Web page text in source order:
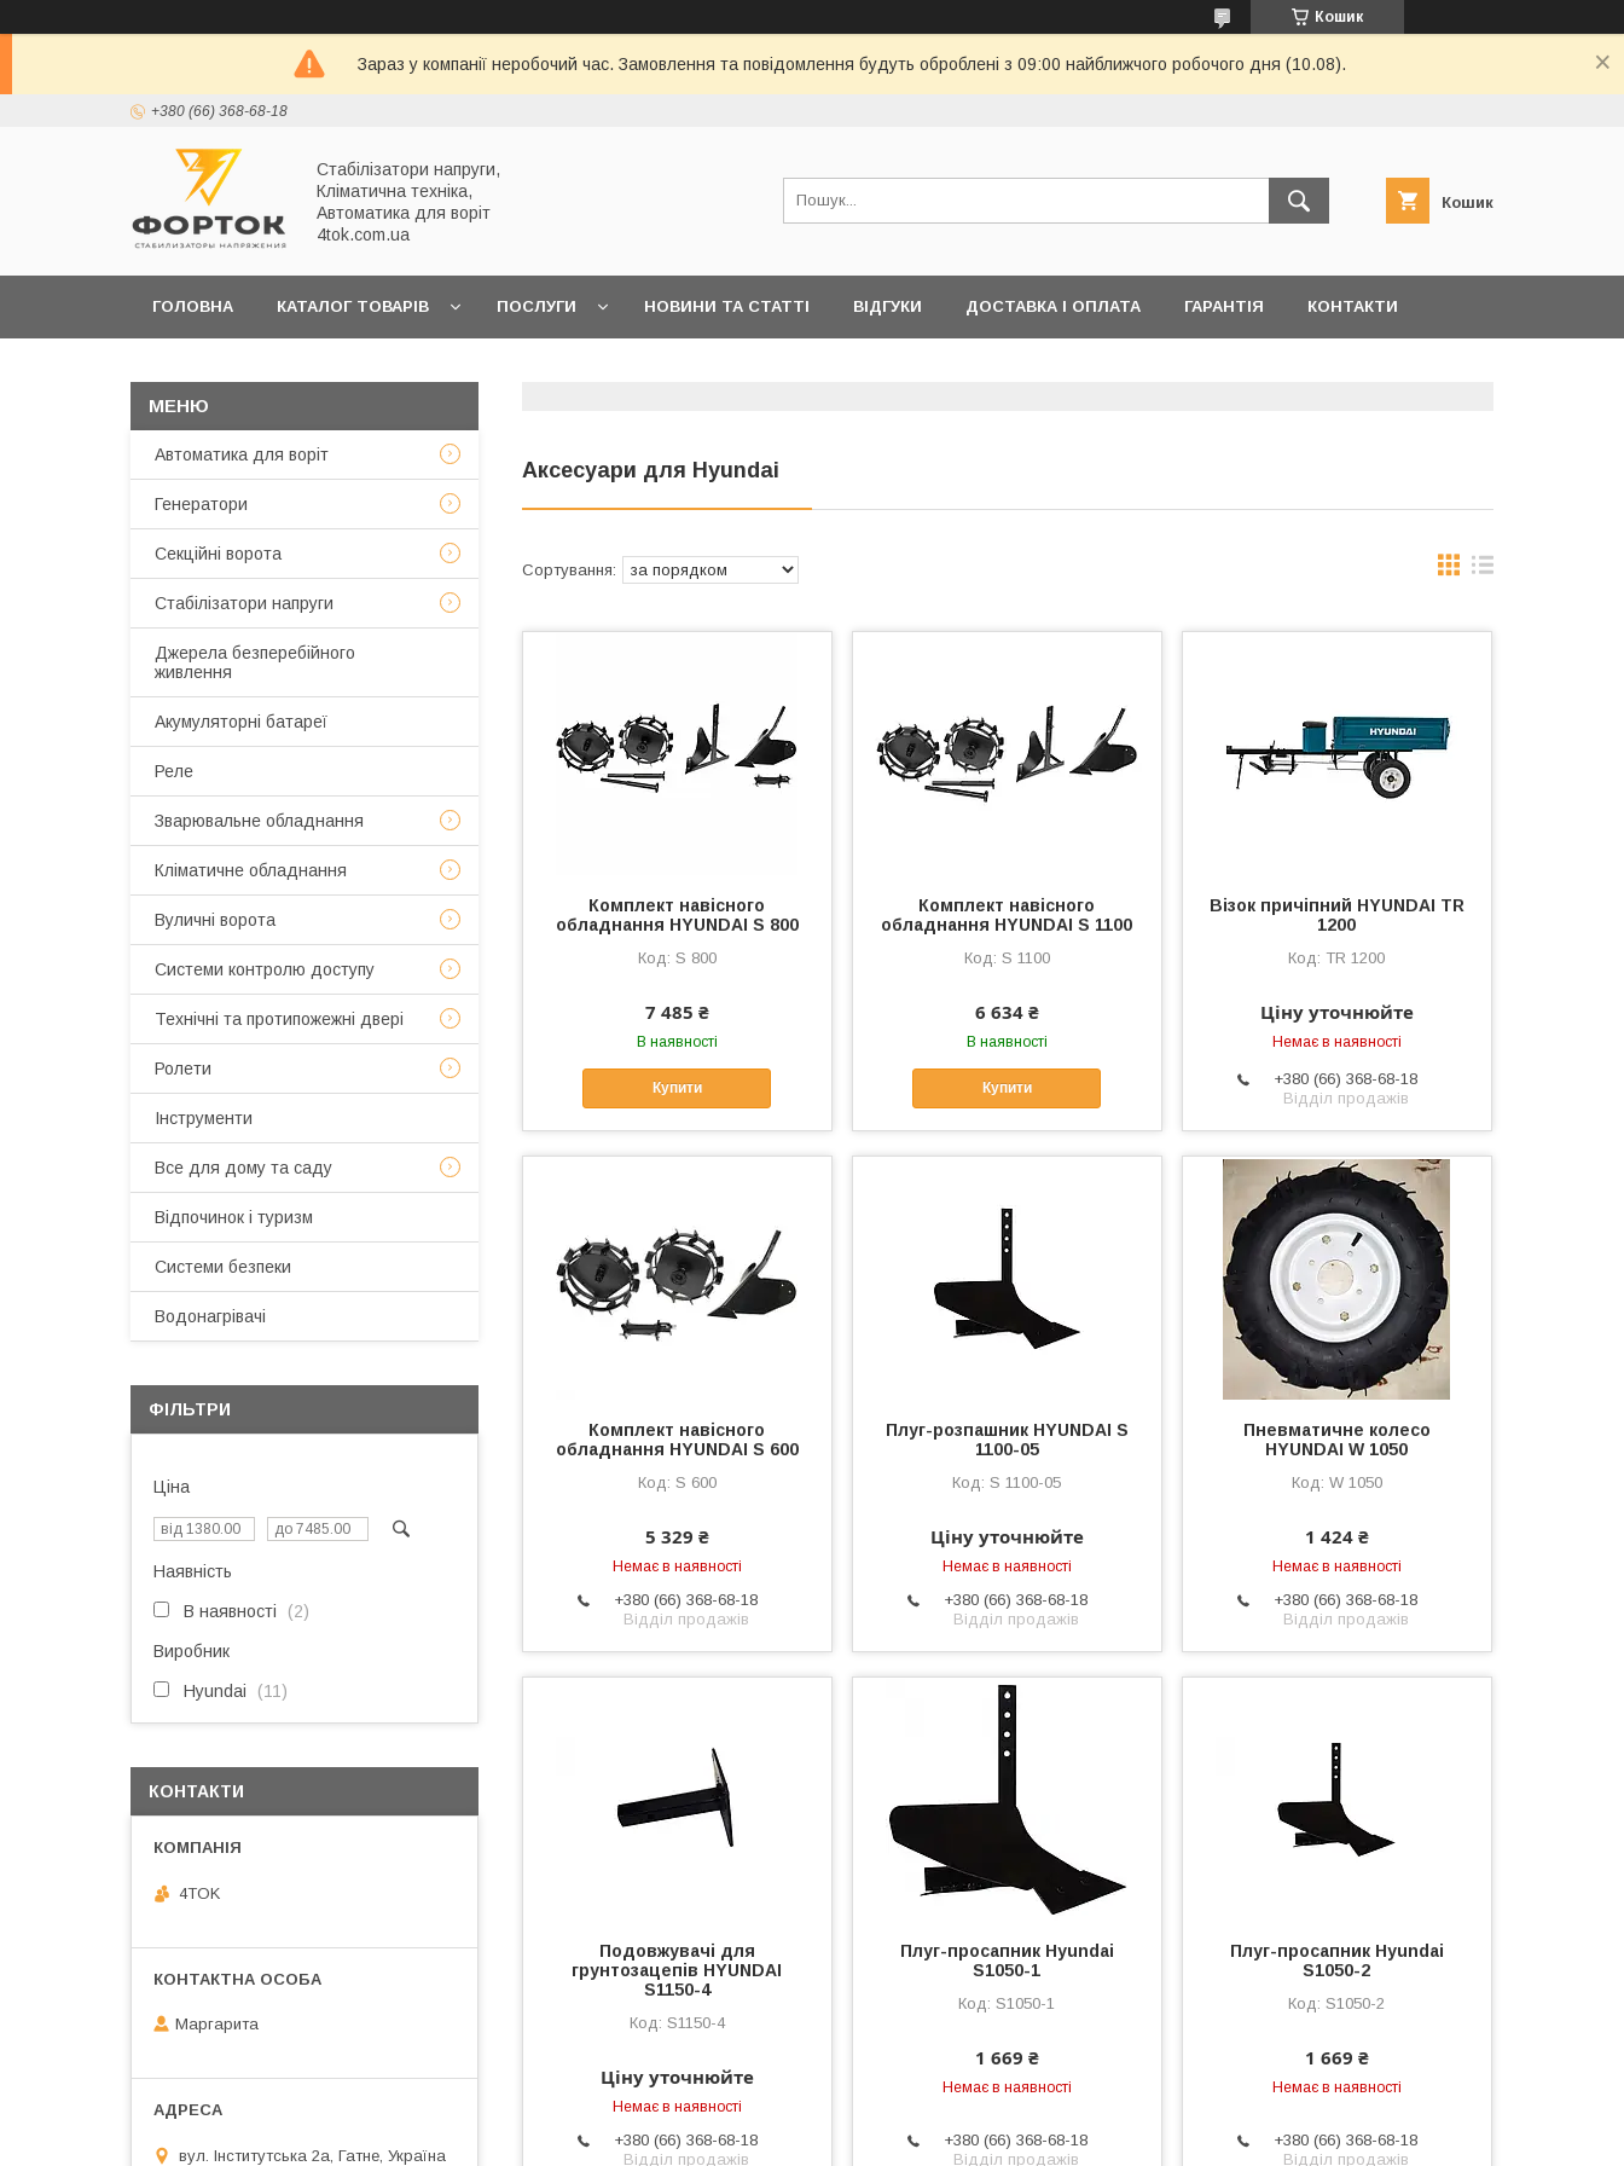
Кошик
Зараз у компанії неробочий час. Замовлення та повідомлення будуть оброблені з 09:00 найближчого робочого дня (10.08).
+380 (66) 368-68-18
Стабілізатори напруги,
Кліматична техніка,
Автоматика для воріт
4tok.com.ua
Кошик
ГОЛОВНА КАТАЛОГ ТОВАРІВ ПОСЛУГИ НОВИНИ ТА СТАТТІ ВІДГУКИ ДОСТАВКА І ОПЛАТА ГАРАНТІЯ КОНТАКТИ
Аксесуари для Hyundai
Комплект навісного
обладнання HYUNDAI S 800
S 800
7 485 ₴
В наявності
Купити
Комплект навісного
обладнання HYUNDAI S 1100
S 1100
6 634 ₴
В наявності
Купити
Візок причіпний HYUNDAI TR
1200
TR 1200
Ціну уточнюйте
Немає в наявності
+380 (66) 368-68-18
Відділ продажів
Комплект навісного
обладнання HYUNDAI S 600
S 600
5 329 ₴
Немає в наявності
+380 (66) 368-68-18
Відділ продажів
Плуг-розпашник HYUNDAI S
1100-05
S 1100-05
Ціну уточнюйте
Немає в наявності
+380 (66) 368-68-18
Відділ продажів
Пневматичне колесо
HYUNDAI W 1050
W 1050
1 424 ₴
Немає в наявності
+380 (66) 368-68-18
Відділ продажів
Подовжувачі для
грунтозацепів HYUNDAI
S1150-4
S1150-4
Ціну уточнюйте
Немає в наявності
+380 (66) 368-68-18
Відділ продажів
Плуг-просапник Hyundai
S1050-1
S1050-1
1 669 ₴
Немає в наявності
+380 (66) 368-68-18
Відділ продажів
Плуг-просапник Hyundai
S1050-2
S1050-2
1 669 ₴
Немає в наявності
+380 (66) 368-68-18
Відділ продажів
Автоматика для воріт
Генератори
Секційні ворота
Стабілізатори напруги
Джерела безперебійного
живлення
Акумуляторні батареї
Реле
Зварювальне обладнання
Кліматичне обладнання
Вуличні ворота
Системи контролю доступу
Технічні та протипожежні двері
Ролети
Інструменти
Все для дому та саду
Відпочинок і туризм
Системи безпеки
Водонагрівачі
ФІЛЬТРИ
Ціна
Наявність
В наявності 2
Виробник
Hyundai 11
КОНТАКТИ
4TOK
Маргарита
вул. Інститутська 2а, Гатне, Україна